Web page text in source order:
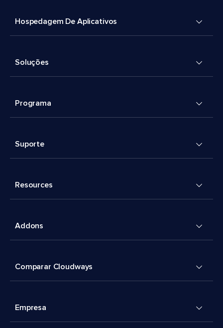
Hospedagem De Aplicativos
Soluções
Programa
Suporte
Resources
Addons
Comparar Cloudways
Empresa